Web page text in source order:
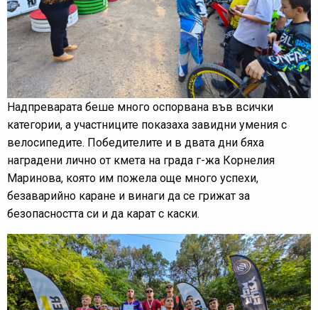
Надпреварата беше много оспорвана във всички
категории, а участниците показаха завидни умения с
велосипедите. Победителите и в двата дни бяха
наградени лично от кмета на града г-жа Корнелия
Маринова, която им пожела още много успехи,
безаварийно каране и винаги да се грижат за
безопасността си и да карат с каски.